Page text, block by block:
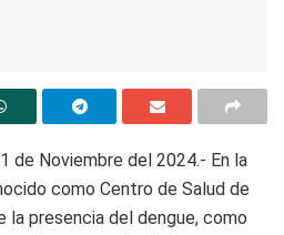
de Noviembre del 2024.- En la
como Centro de Salud de
la presencia del dengue, como